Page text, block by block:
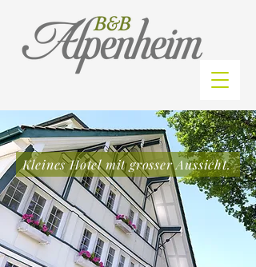
Kleines Hotel mit grosser Aussicht.